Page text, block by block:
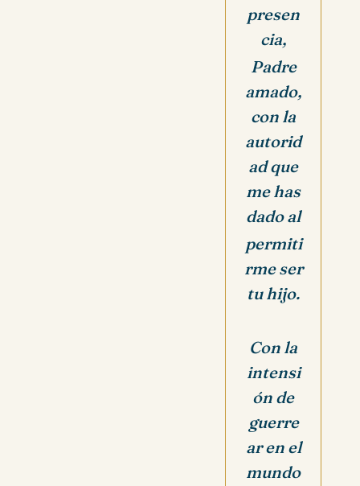
presen
cia,
Padre
amado,
con la
autorid
ad que
me has
dado al
permiti
rme ser
tu hijo.
Con la
intensi
ón de
guerre
ar en el
mundo